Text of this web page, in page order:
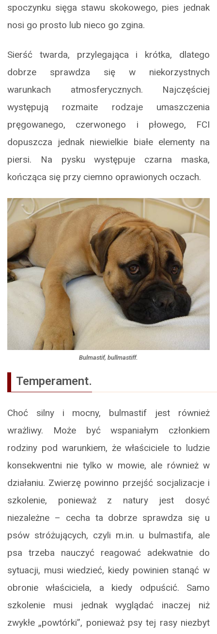
spoczynku sięga stawu skokowego, pies jednak
nosi go prosto lub nieco go zgina.
Sierść twarda, przylegająca i krótka, dlatego
dobrze sprawdza się w niekorzystnych
warunkach atmosferycznych. Najczęściej
występują rozmaite rodzaje umaszczenia
pręgowanego, czerwonego i płowego, FCI
dopuszcza jednak niewielkie białe elementy na
piersi. Na pysku występuje czarna maska,
kończąca się przy ciemno oprawionych oczach.
Bulmastif, bullmastiff.
Temperament.
Choć silny i mocny, bulmastif jest również
wrażliwy. Może być wspaniałym członkiem
rodziny pod warunkiem, że właściciele to ludzie
konsekwentni nie tylko w mowie, ale również w
działaniu. Zwierzę powinno przejść socjalizacje i
szkolenie, ponieważ z natury jest dosyć
niezależne – cecha ta dobrze sprawdza się u
psów stróżujących, czyli m.in. u bulmastifa, ale
psa trzeba nauczyć reagować adekwatnie do
sytuacji, musi wiedzieć, kiedy powinien stanąć w
obronie właściciela, a kiedy odpuścić. Samo
szkolenie musi jednak wyglądać inaczej niż
zwykłe „powtórki”, ponieważ psy tej rasy niezbyt